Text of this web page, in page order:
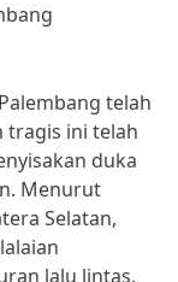
telah
tragis ini telah
duka
Menurut
Selatan,
lalu lintas.